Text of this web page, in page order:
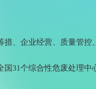
、企业经营、质量管
31个综合性危废处理